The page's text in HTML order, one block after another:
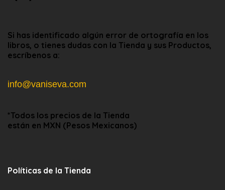
Si has identificado algún error de ortografía en los
libros, o tienes dudas con la Tienda y sus Productos,
escríbenos a:
info@vaniseva.com
*Todos los precios de la Tienda
están en MXN (Pesos Mexicanos)
Políticas de la Tienda